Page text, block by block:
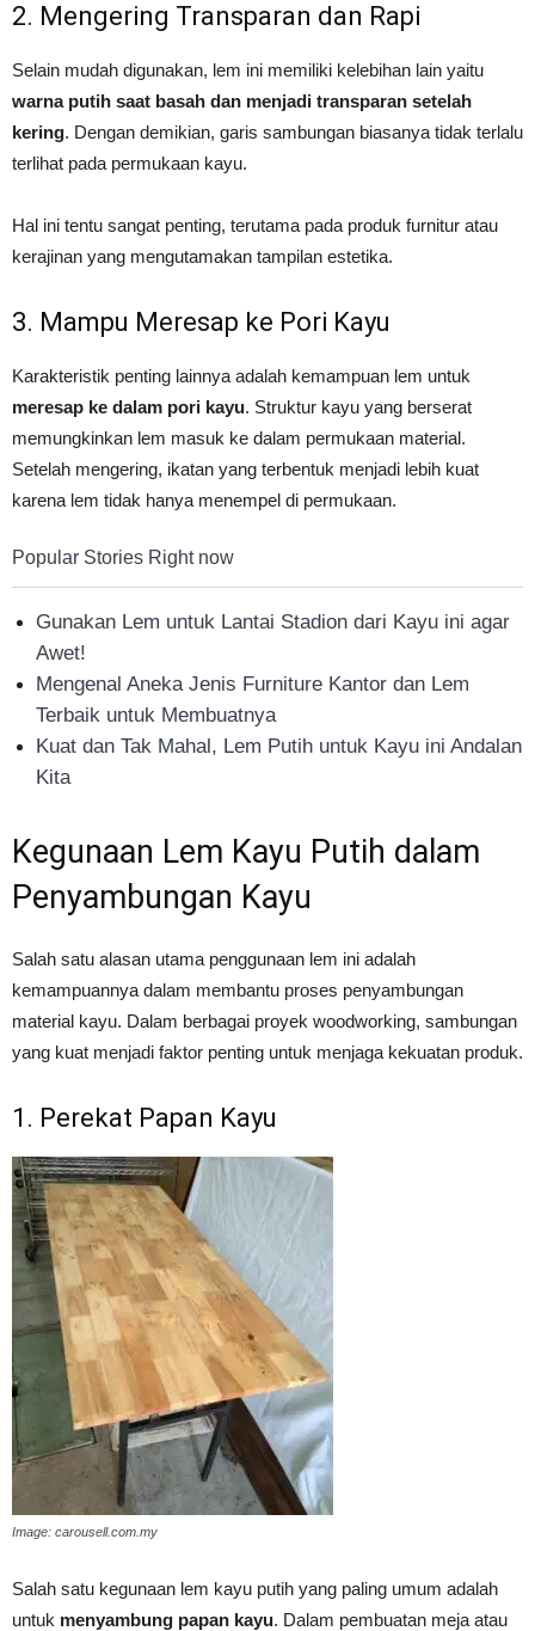
2. Mengering Transparan dan Rapi
Selain mudah digunakan, lem ini memiliki kelebihan lain yaitu
warna putih saat basah dan menjadi transparan setelah
kering. Dengan demikian, garis sambungan biasanya tidak terlalu
terlihat pada permukaan kayu.
Hal ini tentu sangat penting, terutama pada produk furnitur atau
kerajinan yang mengutamakan tampilan estetika.
3. Mampu Meresap ke Pori Kayu
Karakteristik penting lainnya adalah kemampuan lem untuk
meresap ke dalam pori kayu. Struktur kayu yang berserat
memungkinkan lem masuk ke dalam permukaan material.
Setelah mengering, ikatan yang terbentuk menjadi lebih kuat
karena lem tidak hanya menempel di permukaan.
Popular Stories Right now
Gunakan Lem untuk Lantai Stadion dari Kayu ini agar
Awet!
Mengenal Aneka Jenis Furniture Kantor dan Lem
Terbaik untuk Membuatnya
Kuat dan Tak Mahal, Lem Putih untuk Kayu ini Andalan
Kita
Kegunaan Lem Kayu Putih dalam
Penyambungan Kayu
Salah satu alasan utama penggunaan lem ini adalah
kemampuannya dalam membantu proses penyambungan
material kayu. Dalam berbagai proyek woodworking, sambungan
yang kuat menjadi faktor penting untuk menjaga kekuatan produk.
1. Perekat Papan Kayu
Image: carousell.com.my
Salah satu kegunaan lem kayu putih yang paling umum adalah
untuk menyambung papan kayu. Dalam pembuatan meja atau